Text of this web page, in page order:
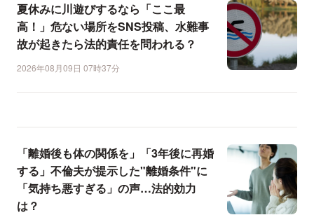
夏休みに川遊びするなら「ここ最
高！」危ない場所をSNS投稿、水難事
故が起きたら法的責任を問われる？
2026年08月09日 07時37分
「離婚後も体の関係を」「3年後に再婚
する」不倫夫が提示した"離婚条件"に
「気持ち悪すぎる」の声…法的効力
は？